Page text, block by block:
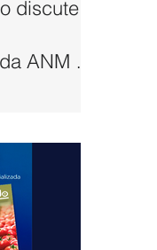
discute
ANM e